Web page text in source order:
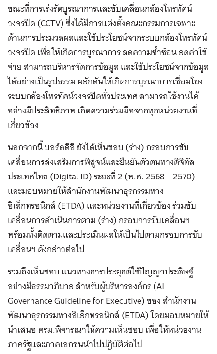
ขณะที่การเร่งรัดบูรณาการและขับเคลื่อนกล้องโทรทัศน์
วงจรปิด (CCTV) ซึ่งได้มีการแต่งตั้งคณะกรรมการเฉพาะ
ด้านการประมวลผลและใช้ประโยชน์จากระบบกล้องโทรทัศน์
วงจรปิด เพื่อให้เกิดการบูรณาการ ลดความซ้ำซ้อน ลดค่าใช้
จ่าย สามารถบริหารจัดการข้อมูล และใช้ประโยชน์จากข้อมูล
ได้อย่างเป็นรูปธรรม ผลักดันให้เกิดการบูรณาการเชื่อมโยง
ระบบกล้องโทรทัศน์วงจรปิดทั่วประเทศ สามารถใช้งานได้
อย่างมีประสิทธิภาพ เกิดความร่วมมือจากทุกหน่วยงานที่
เกี่ยวข้อง
นอกจากนี้ บอร์ดดีอี ยังได้เห็นชอบ (ร่าง) กรอบการขับ
เคลื่อนการส่งเสริมการพิสูจน์และยืนยันตัวตนทางดิจิทัล
ประเทศไทย (Digital ID) ระยะที่ 2 (พ.ศ. 2568 – 2570)
และมอบหมายให้สำนักงานพัฒนาธุรกรรมทาง
อิเล็กทรอนิกส์ (ETDA) และหน่วยงานที่เกี่ยวข้อง ร่วมขับ
เคลื่อนการดำเนินการตาม (ร่าง) กรอบการขับเคลื่อนฯ
พร้อมทั้งติดตามและประเมินผลให้เป็นไปตามกรอบการขับ
เคลื่อนฯ ดังกล่าวต่อไป
รวมถึงเห็นชอบ แนวทางการประยุกต์ใช้ปัญญาประดิษฐ์
อย่างมีธรรมาภิบาล สำหรับผู้บริหารองค์กร (AI
Governance Guideline for Executive) ของ สำนักงาน
พัฒนาธุรกรรมทางอิเล็กทรอนิกส์ (ETDA) โดยมอบหมายให้
นำเสนอ ครม.พิจารณาให้ความเห็นชอบ เพื่อให้หน่วยงาน
ภาครัฐและภาคเอกชนนำไปปฏิบัติต่อไป